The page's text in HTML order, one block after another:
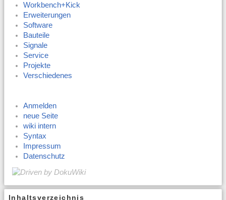
Workbench+Kick
Erweiterungen
Software
Bauteile
Signale
Service
Projekte
Verschiedenes
Anmelden
neue Seite
wiki intern
Syntax
Impressum
Datenschutz
Inhaltsverzeichnis